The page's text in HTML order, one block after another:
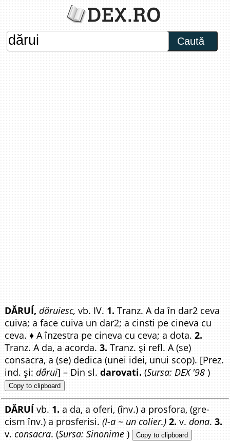
Caută
DĂRUÍ, dăruiesc, vb. IV. 1. Tranz. A da în dar2 ceva
cuiva; a face cuiva un dar2; a cinsti pe cineva cu
ceva. ♦ A înzestra pe cineva cu ceva; a dota.2.
Tranz. A da, a acorda.3. Tranz. și refl. A (se)
consacra, a (se) dedica (unei idei, unui scop). [Prez.
ind. și:dắrui] – Din sl.darovati. (Sursa: DEX '98 )
Copy to clipboard
DĂRUÍ vb. 1. a da, a oferi, (înv.) a prosfora, (gre-
cism înv.) a prosferisi.(I-a ~ un colier.) 2. v.dona.3.
v.consacra. (Sursa: Sinonime ) Copy to clipboard